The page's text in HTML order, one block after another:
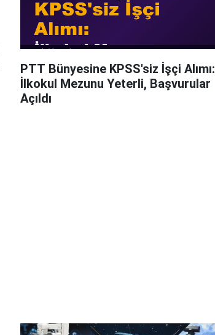
PTT Bünyesine KPSS'siz İşçi Alımı:
İlkokul Mezunu Yeterli, Başvurular
Açıldı